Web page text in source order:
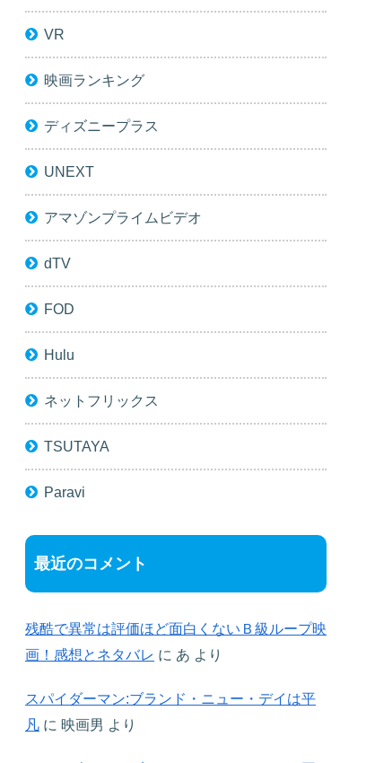
VR
映画ランキング
ディズニープラス
UNEXT
アマゾンプライムビデオ
dTV
FOD
Hulu
ネットフリックス
TSUTAYA
Paravi
最近のコメント
残酷で異常は評価ほど面白くないＢ級ループ映
画！感想とネタバレ に あ より
スパイダーマン:ブランド・ニュー・デイは平
凡 に 映画男 より